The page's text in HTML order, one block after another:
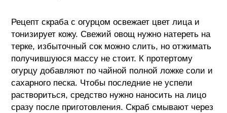
Рецепт скраба с огурцом освежает цвет лица и
тонизирует кожу. Свежий овощ нужно натереть на
терке, избыточный сок можно слить, но отжимать
получившуюся массу не стоит. К протертому
огурцу добавляют по чайной полной ложке соли и
сахарного песка. Чтобы последние не успели
раствориться, средство нужно наносить на лицо
сразу после приготовления. Скраб смывают через